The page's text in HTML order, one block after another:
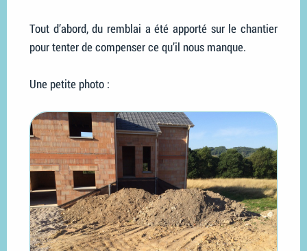
Tout d’abord, du remblai a été apporté sur le chantier
pour tenter de compenser ce qu’il nous manque.
Une petite photo :